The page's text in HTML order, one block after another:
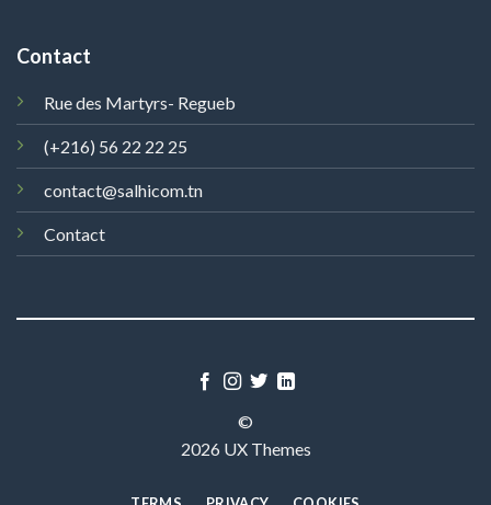
Contact
Rue des Martyrs- Regueb
(+216) 56 22 22 25
contact@salhicom.tn
Contact
©
2026 UX Themes